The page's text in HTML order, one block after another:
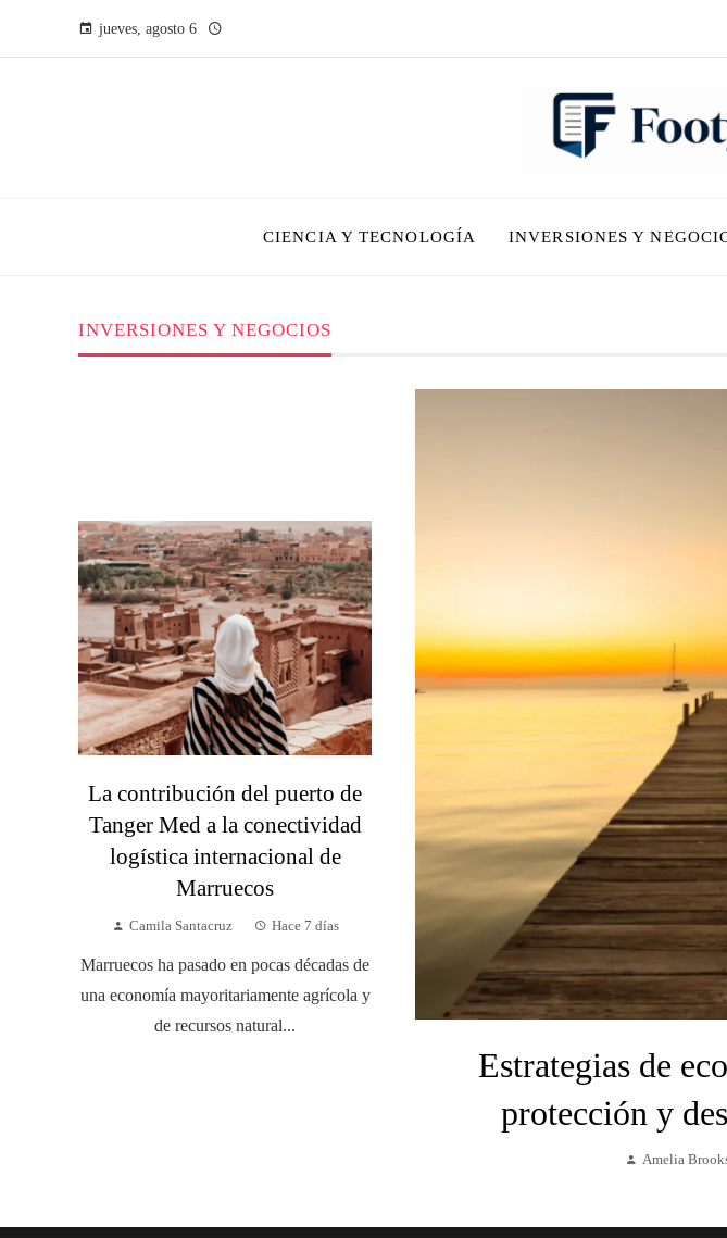
jueves, agosto 6
CIENCIA Y TECNOLOGÍA INVERSIONES Y
INVERSIONES Y NEGOCIOS
Estrategias de
protección y
Amelia
La contribución del puerto de
Tanger Med a la conectividad
logística internacional de
Marruecos
Camila Santacruz Hace 7 días
Marruecos ha pasado en pocas décadas de
una economía mayoritariamente agrícola y
de recursos natural...